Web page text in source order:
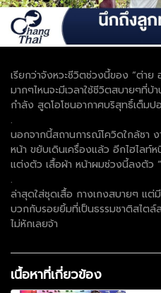
เรียกว่าจังหวะชีวิตช่วงนี้ของ “ต่า
มากๆไหนจะมีเวลาใช้ชีวิตสบายๆที่
กำลัง สูดโอโซนอากาศบริสุทธิ์เต็มป
.
นอกจากนี้สถานการณ์โควิดใกล้ซา
หน้า ขยับเดินเครื่องแล้ว อีกไฮไลท์
แต่งตัว เสื้อผ้า หน้าผมช่วงนี้ลงตัว
.
ล่าสุดใส่ชุดเสื้อ กางเกงสบายๆ แต่
บวกกับรอยยิ้มที่เป็นธรรมชาติสไต
ไม่หักเลยจ้า
เนื้อหาที่เกี่ยวข้อง